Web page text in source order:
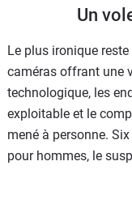
Un
Le plus ironique
caméras offrant une
technologique, les
exploitable et le
mené à personne.
pour hommes, le